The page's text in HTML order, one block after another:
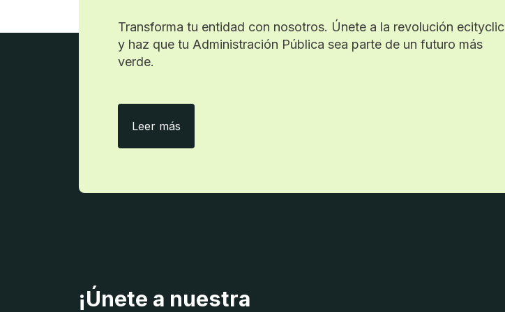
Transforma tu entidad con nosotros. Únete a la revolución ecityclic
y haz que tu Administración Pública sea parte de un futuro más
verde.
Leer másCon ecityclic, menos papel y más eficiencia
¡Únete a nuestra